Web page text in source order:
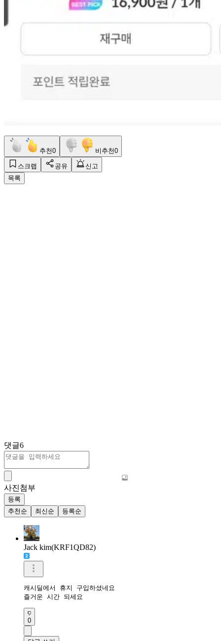
추천0 비추천0
스크랩 공유
신고
목록
댓글6
사진첨부
등록
추천순
최신순 등록순
Jack kim(KRF1QD82)
캐시딜에서 휴지 구입하셨네요
즐거운 시간 되세요
0